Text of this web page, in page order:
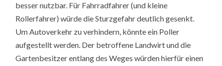
besser nutzbar. Für Fahrradfahrer (und kleine
Rollerfahrer) würde die Sturzgefahr deutlich gesenkt.
Um Autoverkehr zu verhindern, könnte ein Poller
aufgestellt werden. Der betroffene Landwirt und die
Gartenbesitzer entlang des Weges würden hierfür einen